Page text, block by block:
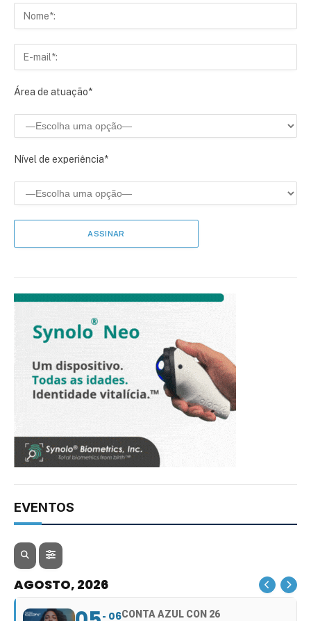
Área de atuação*
Nível de experiência*
EVENTOS
AGOSTO, 2026
06CONTA AZUL CON 26